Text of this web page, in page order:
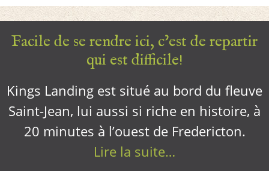
Facile de se rendre ici, c’est de repartir
qui est difficile!
Kings Landing est situé au bord du fleuve
Saint-Jean, lui aussi si riche en histoire, à
20 minutes à l’ouest de Fredericton.
Lire la suite…